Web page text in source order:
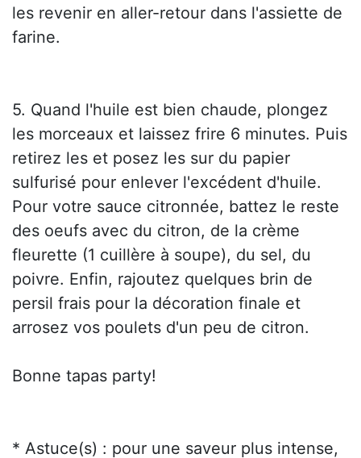
les revenir en aller-retour dans l'assiette de
farine.
5. Quand l'huile est bien chaude, plongez
les morceaux et laissez frire 6 minutes. Puis
retirez les et posez les sur du papier
sulfurisé pour enlever l'excédent d'huile.
Pour votre sauce citronnée, battez le reste
des oeufs avec du citron, de la crème
fleurette (1 cuillère à soupe), du sel, du
poivre. Enfin, rajoutez quelques brin de
persil frais pour la décoration finale et
arrosez vos poulets d'un peu de citron.
Bonne tapas party!
* Astuce(s) : pour une saveur plus intense,